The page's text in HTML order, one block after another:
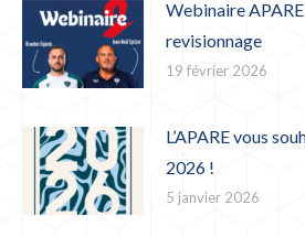
Webinaire
revisionnage
19 février 2026
L’APARE vous
2026 !
5 janvier 2026